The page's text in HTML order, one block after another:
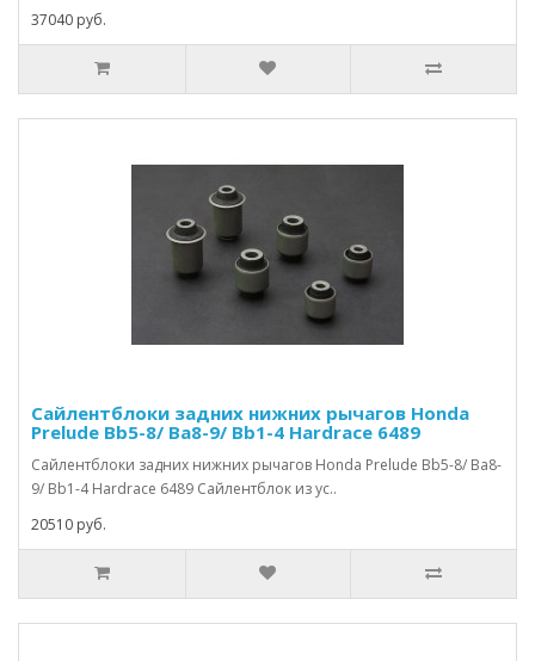
37040 руб.
Сайлентблоки задних нижних рычагов Honda
Prelude Bb5-8/ Ba8-9/ Bb1-4 Hardrace 6489
Сайлентблоки задних нижних рычагов Honda Prelude Bb5-8/ Ba8-
9/ Bb1-4 Hardrace 6489 Сайлентблок из ус..
20510 руб.